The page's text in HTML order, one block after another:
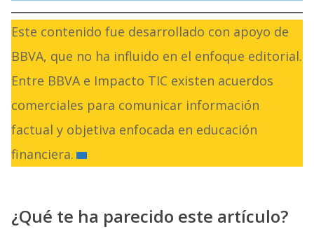
Este contenido fue desarrollado con apoyo de
BBVA, que no ha influido en el enfoque editorial.
Entre BBVA e Impacto TIC existen acuerdos
comerciales para comunicar información
factual y objetiva enfocada en educación
financiera.
¿Qué te ha parecido este artículo?